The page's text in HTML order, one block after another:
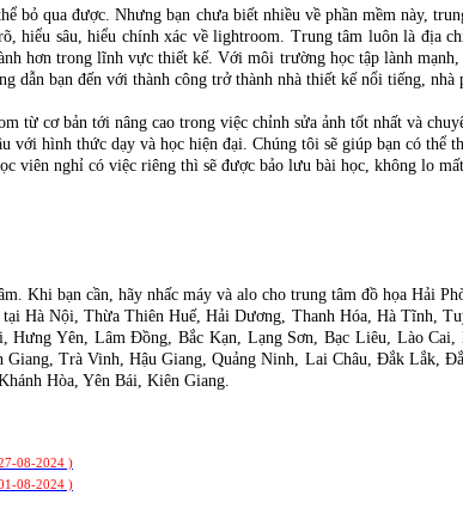
qua được. Nhưng bạn chưa biết nhiều về phần mềm này,
hiểu sâu, hiểu chính xác về lightroom. Trung tâm luôn là
hơn trong lĩnh vực thiết kế. Với môi trường học tập lành
dẫn bạn đến với thành công trở thành nhà thiết kế nổi tiếng, nhà
từ cơ bản tới nâng cao trong việc chỉnh sửa ảnh tốt nhất và
với hình thức dạy và học hiện đại. Chúng tôi sẽ giúp bạn có thể
viên nghỉ có việc riêng thì sẽ được bảo lưu bài học, không lo
Khi bạn cần, hãy nhấc máy và alo cho trung tâm đồ họa Hải
Hà Nội, Thừa Thiên Huế, Hải Dương, Thanh Hóa, Hà Tĩnh,
Hưng Yên, Lâm Đồng, Bắc Kạn, Lạng Sơn, Bạc Liêu, Lào
Trà Vinh, Hậu Giang, Quảng Ninh, Lai Châu, Đắk
Hòa, Yên Bái, Kiên Giang.
08-2024 )
08-2024 )